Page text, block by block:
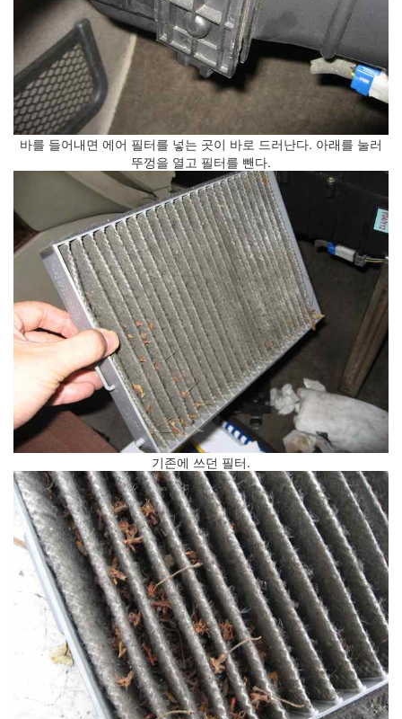
바를 들어내면 에어 필터를 넣는 곳이 바로 드러난다. 아래를 눌러
뚜껑을 열고 필터를 뺀다.
기존에 쓰던 필터.
어
(4)
기
계
의
책
추
천
(1)
한
채
우
기
(너
무
불
편
하
생
각
하
(너
무
불
편
하
다
고
생
하
시...